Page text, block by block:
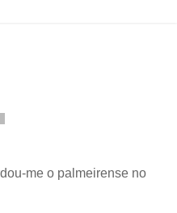
me o palmeirense no